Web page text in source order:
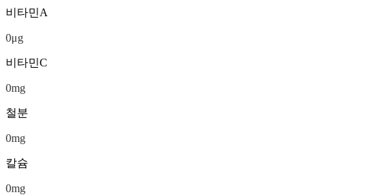
비타민A
0μg
비타민C
0mg
철분
0mg
칼슘
0mg